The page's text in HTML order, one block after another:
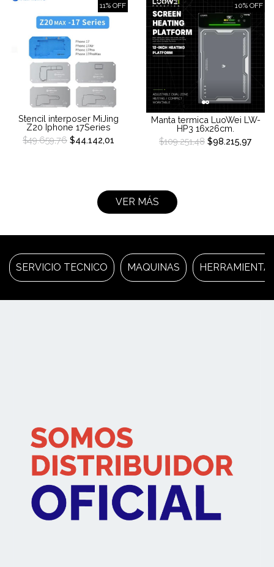
11% OFF
Stencil interposer MiJing
Z20 Iphone 17Series
$49.659,76 $44.142,01
10% OFF
Manta termica LuoWei LW-
HP3 16x26cm.
$109.251,48 $98.215,97
VER MÁS
SERVICIO TECNICO MAQUINAS